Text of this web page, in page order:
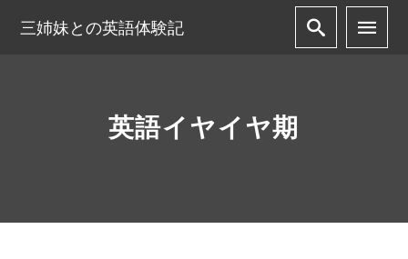
三姉妹との英語体験記
英語イヤイヤ期